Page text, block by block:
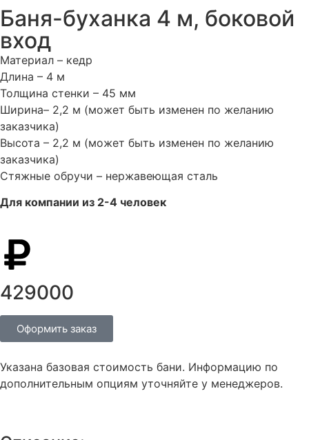
Баня-буханка 4 м, боковой
вход
Материал – кедр
Длина – 4 м
Толщина стенки – 45 мм
Ширина– 2,2 м (может быть изменен по желанию
заказчика)
Высота – 2,2 м (может быть изменен по желанию
заказчика)
Стяжные обручи – нержавеющая сталь
Для компании из 2-4 человек
429000
Оформить заказ
Указана базовая стоимость бани. Информацию по
дополнительным опциям уточняйте у менеджеров.